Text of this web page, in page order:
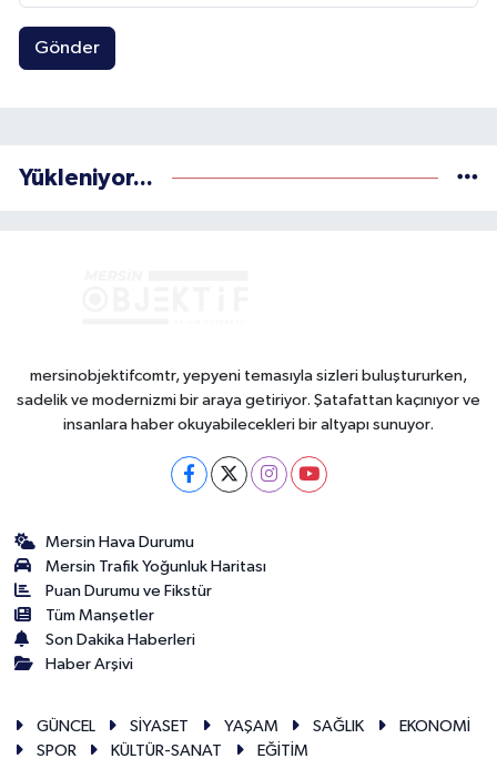
Gönder
Yükleniyor...
mersinobjektifcomtr, yepyeni temasıyla sizleri buluştururken,
sadelik ve modernizmi bir araya getiriyor. Şatafattan kaçınıyor ve
insanlara haber okuyabilecekleri bir altyapı sunuyor.
Mersin Hava Durumu
Mersin Trafik Yoğunluk Haritası
Puan Durumu ve Fikstür
Tüm Manşetler
Son Dakika Haberleri
Haber Arşivi
GÜNCEL SİYASET YAŞAM SAĞLIK
EKONOMİ
SPOR
KÜLTÜR-SANAT EĞİTİM